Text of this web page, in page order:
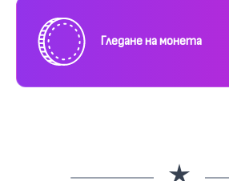
Гледане на монета